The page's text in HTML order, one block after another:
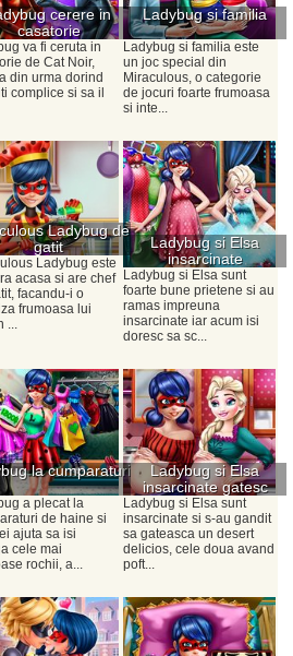
cerere in
casatorie
va fi ceruta in
de Cat Noir,
din urma dorind
complice si sa il
Ladybug si familia
Ladybug si familia este
un joc special din
Miraculous, o categorie
de jocuri foarte frumoasa
si inte...
Ladybug de
gatit
Ladybug este
acasa si are chef
facandu-i o
frumoasa lui
Ladybug si Elsa
insarcinate
Ladybug si Elsa sunt
foarte bune prietene si au
ramas impreuna
insarcinate iar acum isi
doresc sa sc...
la cumparaturi
a plecat la
de haine si
ajuta sa isi
cele mai
rochii, a...
Ladybug si Elsa
insarcinate gatesc
Ladybug si Elsa sunt
insarcinate si s-au gandit
sa gateasca un desert
delicios, cele doua avand
poft...